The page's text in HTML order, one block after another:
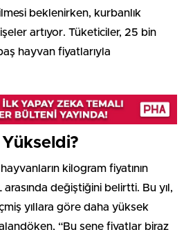
beklenirken, kurbanlık
artıyor. Tüketiciler, 25 bin
hayvan fiyatlarıyla
kilogram fiyatının
değiştiğini belirtti. Bu yıl,
yıllara göre daha yüksek
“Bu sene fiyatlar biraz